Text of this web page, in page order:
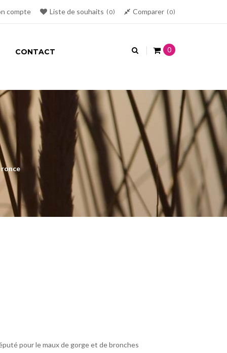
compte Liste de souhaits 0 Comparer 0
CONTACT 0
pour le maux de gorge et de bronches